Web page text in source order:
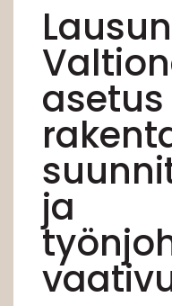
asetus
ja